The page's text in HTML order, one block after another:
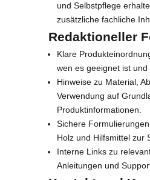
und Selbstpflege
zusätzliche fachliche
Redaktioneller
Klare
wen es geeignet ist und
Hinweise zu Material,
Verwendung auf
Produktinformationen.
Sichere
Holz und Hilfsmittel zur
Interne Links zu
Anleitungen und